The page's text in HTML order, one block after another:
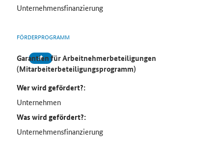
Unternehmensfinanzierung
FÖRDERPROGRAMM
Garantien für Arbeitnehmerbeteiligungen
(Mitarbeiterbeteiligungsprogramm)
Wer wird gefördert?:
Unternehmen
Was wird gefördert?:
Unternehmensfinanzierung